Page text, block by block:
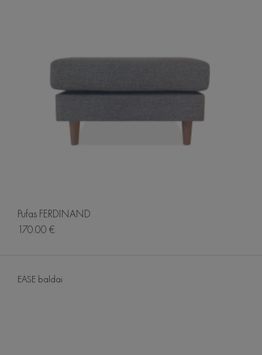
Pufas FERDINAND
170.00 €
EASE baldai